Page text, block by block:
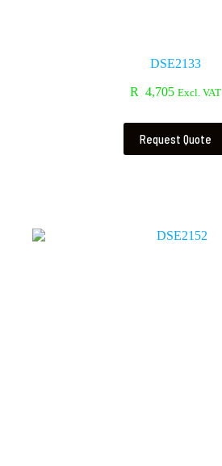
DSE2133
R 4,705 Excl. VAT
Request Quote